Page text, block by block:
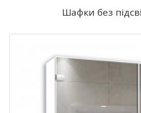
Шафки без